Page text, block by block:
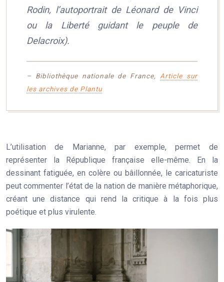
Rodin, l’autoportrait de Léonard de Vinci
ou la Liberté guidant le peuple de
Delacroix).
– Bibliothèque nationale de France, Article sur
les archives de Plantu
L’utilisation de Marianne, par exemple, permet de
représenter la République française elle-même. En la
dessinant fatiguée, en colère ou bâillonnée, le caricaturiste
peut commenter l’état de la nation de manière métaphorique,
créant une distance qui rend la critique à la fois plus
poétique et plus virulente.